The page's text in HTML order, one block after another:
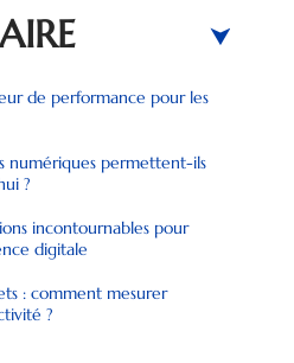
de performance pour les
numériques permettent-ils
?
incontournables pour
digitale
: comment mesurer
?